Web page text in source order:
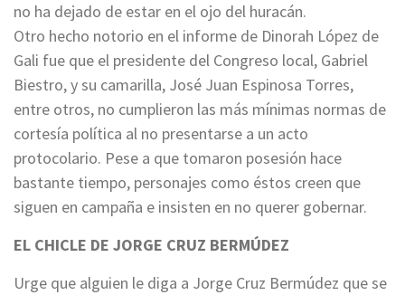
no ha dejado de estar en el ojo del huracán.
Otro hecho notorio en el informe de Dinorah López de
Gali fue que el presidente del Congreso local, Gabriel
Biestro, y su camarilla, José Juan Espinosa Torres,
entre otros, no cumplieron las más mínimas normas de
cortesía política al no presentarse a un acto
protocolario. Pese a que tomaron posesión hace
bastante tiempo, personajes como éstos creen que
siguen en campaña e insisten en no querer gobernar.
EL CHICLE DE JORGE CRUZ BERMÚDEZ
Urge que alguien le diga a Jorge Cruz Bermúdez que se